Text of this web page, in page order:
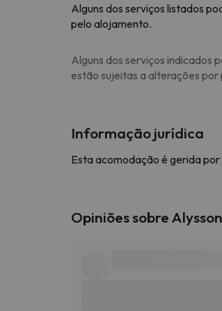
Alguns dos serviços listados
pelo alojamento.
Alguns dos serviços indicados
estão sujeitas a alterações
Informação jurídica
Esta acomodação é gerida
Opiniões sobre